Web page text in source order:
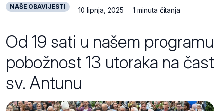
NAŠE OBAVIJESTI 10 lipnja, 2025 1 minuta čitanja
Od 19 sati u našem programu
pobožnost 13 utoraka na čast
sv. Antunu